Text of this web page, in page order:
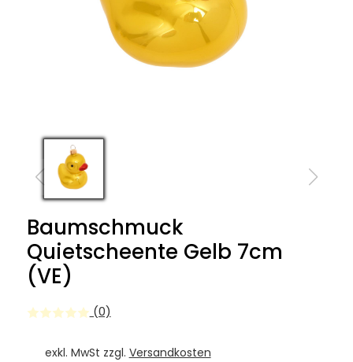
Baumschmuck
Quietscheente Gelb 7cm
(VE)
(0)
exkl. MwSt zzgl. Versandkosten